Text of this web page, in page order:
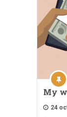
My
24